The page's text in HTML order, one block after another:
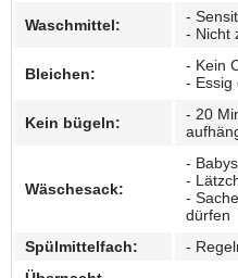
Waschmittel:
-
- Nicht
Bleichen:
- Kein
- Essig
Kein bügeln:
- 20
Wäschesack:
-
-
-
dürfen
Spülmittelfach:
-